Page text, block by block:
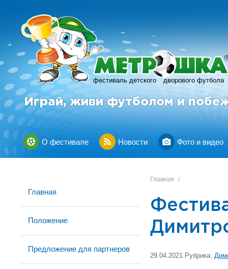
фестиваль детского дворового футбола
R
Играй, живи футболом и
О фестивале Новости Фото и видео
Главная
Положение
Предложение для партнеров
Главная /
29.04.2021 Рубрика: